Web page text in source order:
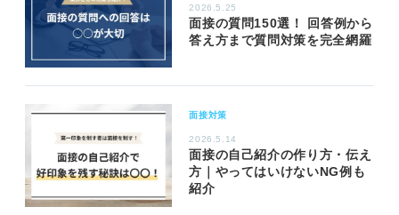
2026.5.25
面接の質問150選！ 回答例から
答え方まで質問対策を完全網羅
面接対策
2026.5.14
面接の自己紹介の作り方・伝え
方｜やってはいけないNG例も
紹介